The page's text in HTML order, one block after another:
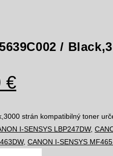
/
€.
€Aktuálna
je:
18,00 €.
strán kompatibilný toner
I-SENSYS LBP247DW,
, CANON I-SENSYS